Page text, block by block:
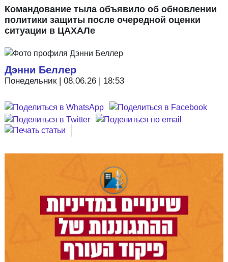
Командование тыла объявило об обновлении
политики защиты после очередной оценки
ситуации в ЦАХАЛе
Дэнни Беллер
Понедельник | 08.06.26 | 18:53